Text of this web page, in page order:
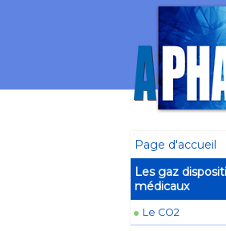
Page d'accueil
Les gaz
médicaux
Le CO2